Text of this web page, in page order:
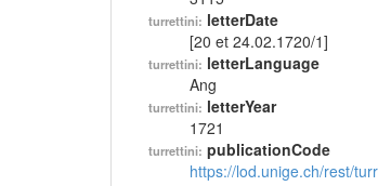
turrettini: letterDate
[20 et 24.02.1720/1]
turrettini: letterLanguage
Ang
turrettini: letterYear
1721
turrettini: publicationCode
https://lod.unige.ch/rest/